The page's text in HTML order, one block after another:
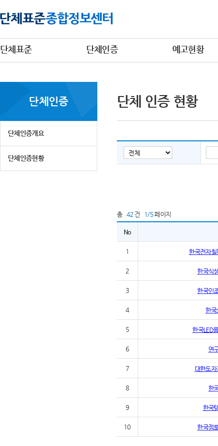
단체표준 단체인증 예고현황
단체인증
단체인증개요
단체인증현황
단체 인증 현황
총 42 건 1/5페이지
No
1 한국전자
2 한국식
3 한국인
4 한국
5 한국LED
6 연
7 대한도
8 한
9 한국
10 한국점